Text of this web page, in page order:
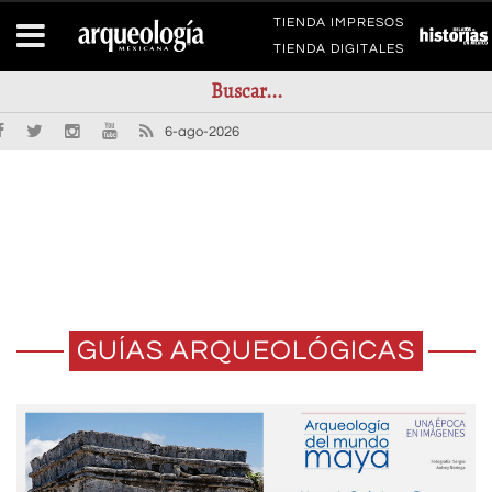
TIENDA IMPRESOS
TIENDA DIGITALES
6-ago-2026
GUÍAS ARQUEOLÓGICAS